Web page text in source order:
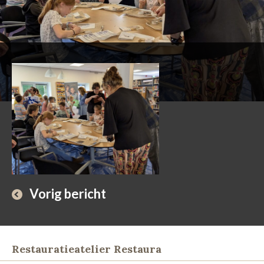
Vorig bericht
Restauratieatelier Restaura